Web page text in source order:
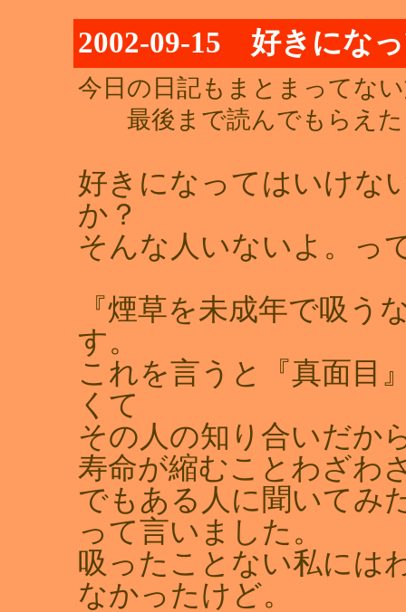
2002-09-15 好きにな
今日の日記もまとまってな
最後まで読んでもらえた
好きになってはいけな
か？
そんな人いないよ。っ
『煙草を未成年で吸う
す。
これを言うと『真面目
くて
その人の知り合いだか
寿命が縮むことわざわ
でもある人に聞いてみ
って言いました。
吸ったことない私には
なかったけど。